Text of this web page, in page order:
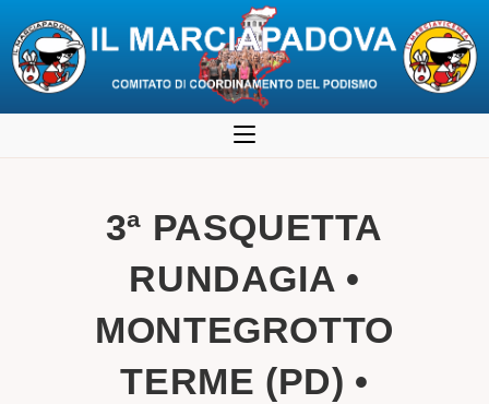
al
3ª PASQUETTA
RUNDAGIA •
MONTEGROTTO
TERME (PD) •